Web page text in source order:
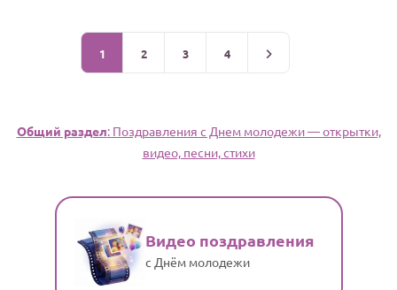
1 2 3 4
Общий раздел: Поздравления с Днем молодежи — открытки,
видео, песни, стихи
Видео поздравления
с Днём молодежи